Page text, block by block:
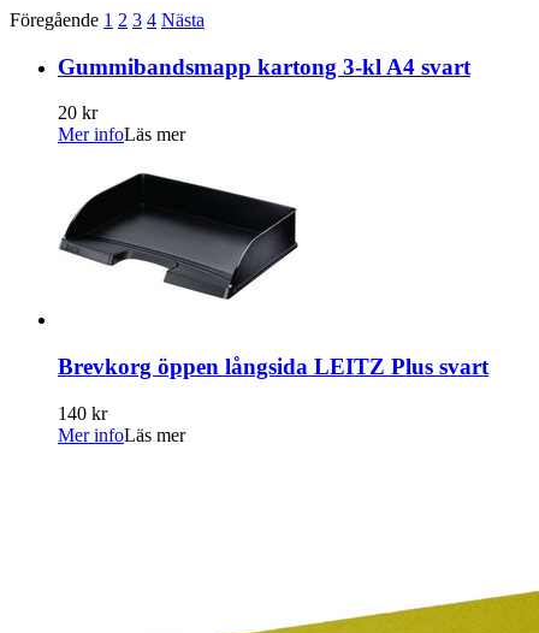
Föregående 1 2 3 4 Nästa
Gummibandsmapp kartong 3-kl A4 svart
20 kr
Mer infoLäs mer
Brevkorg öppen långsida LEITZ Plus svart
140 kr
Mer infoLäs mer